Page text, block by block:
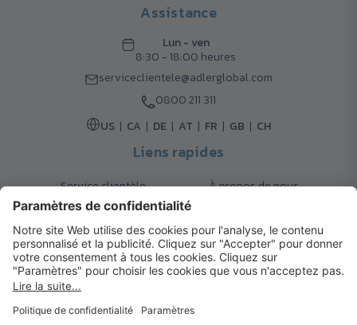
Assistance
Lun - ven
8:30 - 18:00 heures
serviceclientele@adlerglobal.com
0800 211 311
US
CA DE AT FR GB CH
Liens rapides
Service clientèle
À propos de nous
Retours
Contact
FAQ
Garanties
Mode de paiement
Magazine
Mentions légales